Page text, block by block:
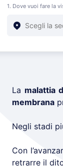
1. Dove vuoi fare la
La malattia
membrana
Negli stadi
Con
retrarre il